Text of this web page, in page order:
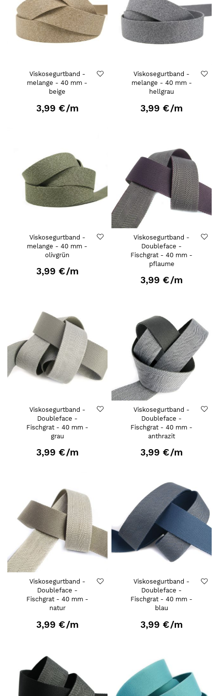
Viskosegurtband -
melange - 40 mm -
beige
3,99 €/m
Viskosegurtband -
melange - 40 mm -
hellgrau
3,99 €/m
Viskosegurtband -
melange - 40 mm -
olivgrün
3,99 €/m
Viskosegurtband -
Doubleface -
Fischgrat - 40 mm -
pflaume
3,99 €/m
Viskosegurtband -
Doubleface -
Fischgrat - 40 mm -
grau
3,99 €/m
Viskosegurtband -
Doubleface -
Fischgrat - 40 mm -
anthrazit
3,99 €/m
Viskosegurtband -
Doubleface -
Fischgrat - 40 mm -
natur
3,99 €/m
Viskosegurtband -
Doubleface -
Fischgrat - 40 mm -
blau
3,99 €/m